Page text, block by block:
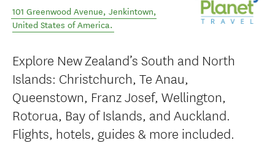
101 Greenwood Avenue, Jenkintown,
United States of America.
Explore New Zealand’s South and North
Islands: Christchurch, Te Anau,
Queenstown, Franz Josef, Wellington,
Rotorua, Bay of Islands, and Auckland.
Flights, hotels, guides & more included.